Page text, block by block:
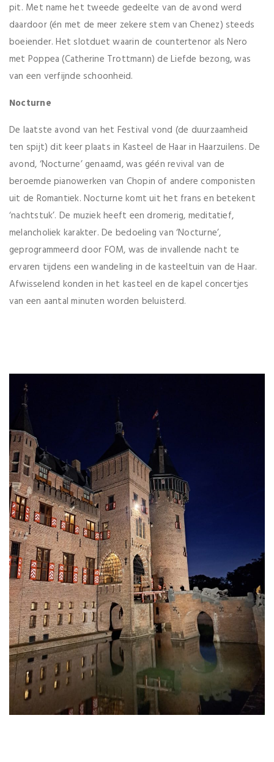
pit. Met name het tweede gedeelte van de avond werd
daardoor (én met de meer zekere stem van Chenez) steeds
boeiender. Het slotduet waarin de countertenor als Nero
met Poppea (Catherine Trottmann) de Liefde bezong, was
van een verfijnde schoonheid.
Nocturne
De laatste avond van het Festival vond (de duurzaamheid
ten spijt) dit keer plaats in Kasteel de Haar in Haarzuilens. De
avond, ‘Nocturne’ genaamd, was géén revival van de
beroemde pianowerken van Chopin of andere componisten
uit de Romantiek. Nocturne komt uit het frans en betekent
‘nachtstuk’. De muziek heeft een dromerig, meditatief,
melancholiek karakter. De bedoeling van ‘Nocturne’,
geprogrammeerd door FOM, was de invallende nacht te
ervaren tijdens een wandeling in de kasteeltuin van de Haar.
Afwisselend konden in het kasteel en de kapel concertjes
van een aantal minuten worden beluisterd.